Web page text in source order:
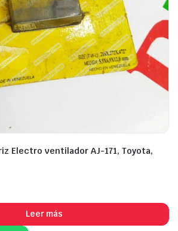
Electro ventilador AJ-171, Toyota,
Leer más